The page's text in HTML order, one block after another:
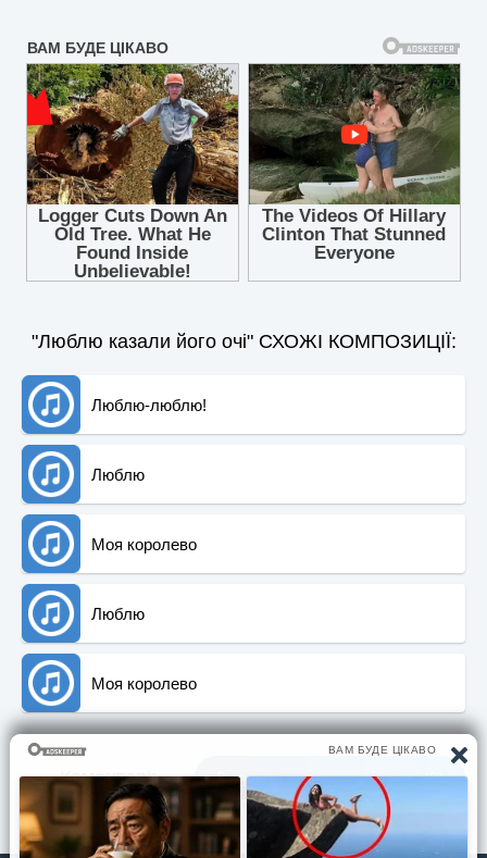
"Люблю казали його очі" СХОЖІ КОМПОЗИЦІЇ:
Люблю-люблю!
Люблю
Моя королево
Люблю
Моя королево
Коментарi: Вiдгуки та враження вiд пiснi (0)